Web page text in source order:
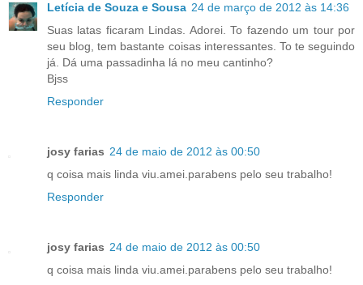
Letícia de Souza e Sousa 24 de março de 2012 às 14:36
Suas latas ficaram Lindas. Adorei. To fazendo um tour por
seu blog, tem bastante coisas interessantes. To te seguindo
já. Dá uma passadinha lá no meu cantinho?
Bjss
Responder
josy farias 24 de maio de 2012 às 00:50
q coisa mais linda viu.amei.parabens pelo seu trabalho!
Responder
josy farias 24 de maio de 2012 às 00:50
q coisa mais linda viu.amei.parabens pelo seu trabalho!